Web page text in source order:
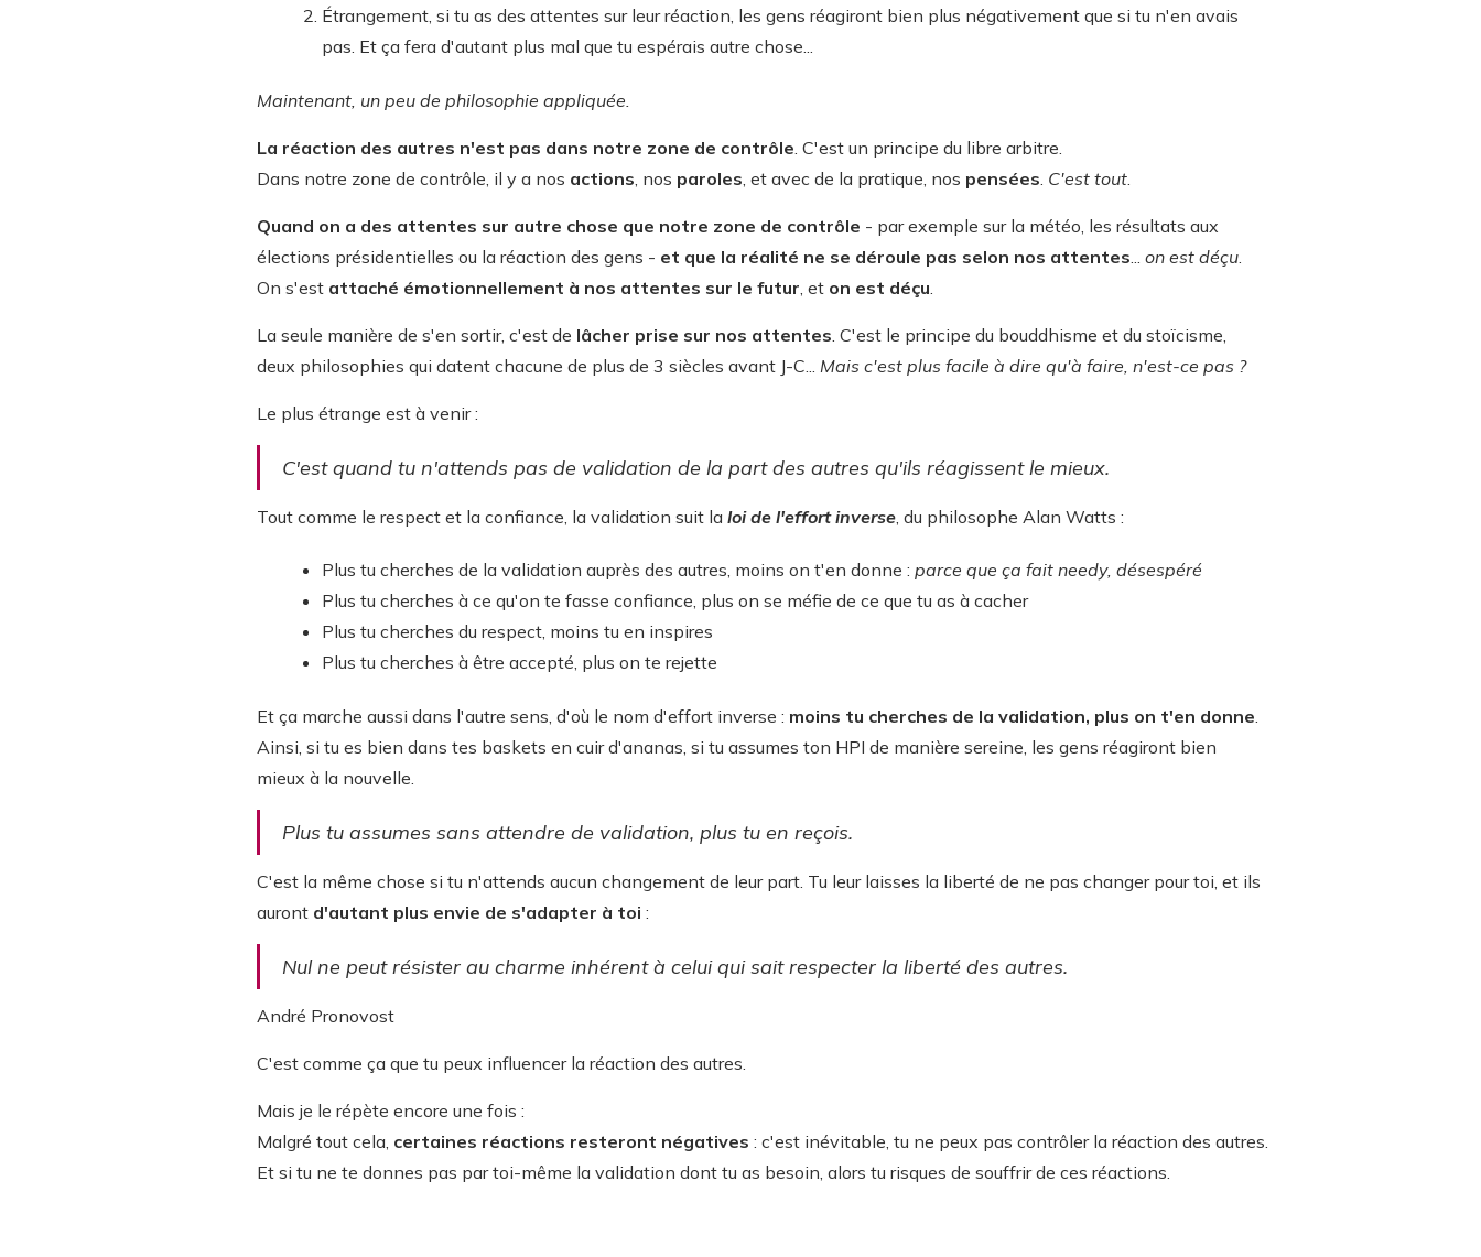
Étrangement, si tu as des attentes sur leur réaction, les gens réagiront bien plus négativement que si tu n'en avais
pas. Et ça fera d'autant plus mal que tu espérais autre chose...
Maintenant, un peu de philosophie appliquée.
La réaction des autres n'est pas dans notre zone de contrôle . C'est un principe du libre arbitre.
Dans notre zone de contrôle, il y a nos actions , nos paroles , et avec de la pratique, nos pensées C'est tout
Quand on a des attentes sur autre chose que notre zone de contrôle - par exemple sur la météo, les résultats aux
élections présidentielles ou la réaction des gens - et que la réalité ne se déroule pas selon nos attentes on est déçu
On s'est attaché émotionnellement à nos attentes sur le futur , et on est déçu
La seule manière de s'en sortir, c'est de lâcher prise sur nos attentes . C'est le principe du bouddhisme et du stoïcisme,
deux philosophies qui datent chacune de plus de 3 siècles avant J-C... Mais c'est plus facile à dire qu'à faire, n'est-ce pas ?
Le plus étrange est à venir :
C'est quand tu n'attends pas de validation de la part des autres qu'ils réagissent le mieux.
Tout comme le respect et la confiance, la validation suit la loi de l'effort inverse , du philosophe Alan Watts :
Plus tu cherches de la validation auprès des autres, moins on t'en donne : parce que ça fait needy, désespéré
Plus tu cherches à ce qu'on te fasse confiance, plus on se méfie de ce que tu as à cacher
Plus tu cherches du respect, moins tu en inspires
Plus tu cherches à être accepté, plus on te rejette
Et ça marche aussi dans l'autre sens, d'où le nom d'effort inverse : moins tu cherches de la validation, plus on t'en donne
Ainsi, si tu es bien dans tes baskets en cuir d'ananas, si tu assumes ton HPI de manière sereine, les gens réagiront bien
mieux à la nouvelle.
Plus tu assumes sans attendre de validation, plus tu en reçois.
C'est la même chose si tu n'attends aucun changement de leur part. Tu leur laisses la liberté de ne pas changer pour toi, et ils
auront d'autant plus envie de s'adapter à toi :
Nul ne peut résister au charme inhérent à celui qui sait respecter la liberté des autres.
André Pronovost
C'est comme ça que tu peux influencer la réaction des autres.
Mais je le répète encore une fois :
Malgré tout cela, certaines réactions resteront négatives : c'est inévitable, tu ne peux pas contrôler la réaction des autres.
Et si tu ne te donnes pas par toi-même la validation dont tu as besoin, alors tu risques de souffrir de ces réactions.